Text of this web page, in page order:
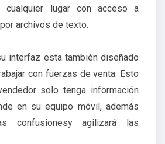
cualquier lugar con acceso a
archivos de texto.
interfaz esta también diseñado
con fuerzas de venta. Esto
solo tenga información
en su equipo móvil, además
confusionesy agilizará las